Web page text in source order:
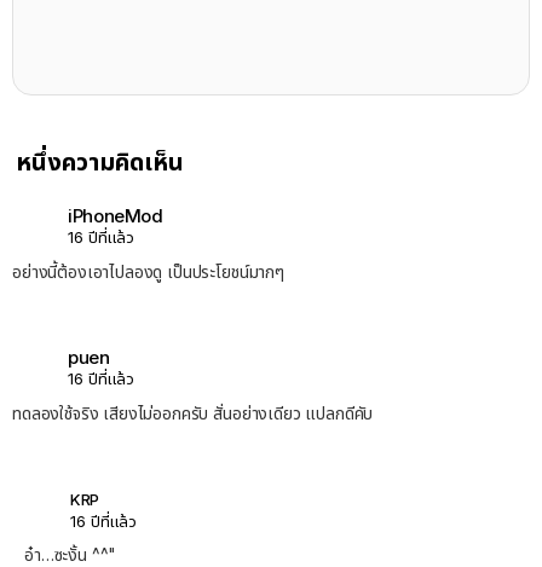
หนึ่งความคิดเห็น
iPhoneMod
16 ปีที่แล้ว
อย่างนี้ต้องเอาไปลองดู เป็นประโยชน์มากๆ
puen
16 ปีที่แล้ว
ทดลองใช้จริง เสียงไม่ออกครับ สั่นอย่างเดียว แปลกดีคับ
KRP
16 ปีที่แล้ว
อ๋า…ซะงั้น ^^"